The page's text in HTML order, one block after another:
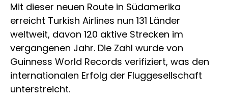
Mit dieser neuen Route in Südamerika
erreicht Turkish Airlines nun 131 Länder
weltweit, davon 120 aktive Strecken im
vergangenen Jahr. Die Zahl wurde von
Guinness World Records verifiziert, was den
internationalen Erfolg der Fluggesellschaft
unterstreicht.